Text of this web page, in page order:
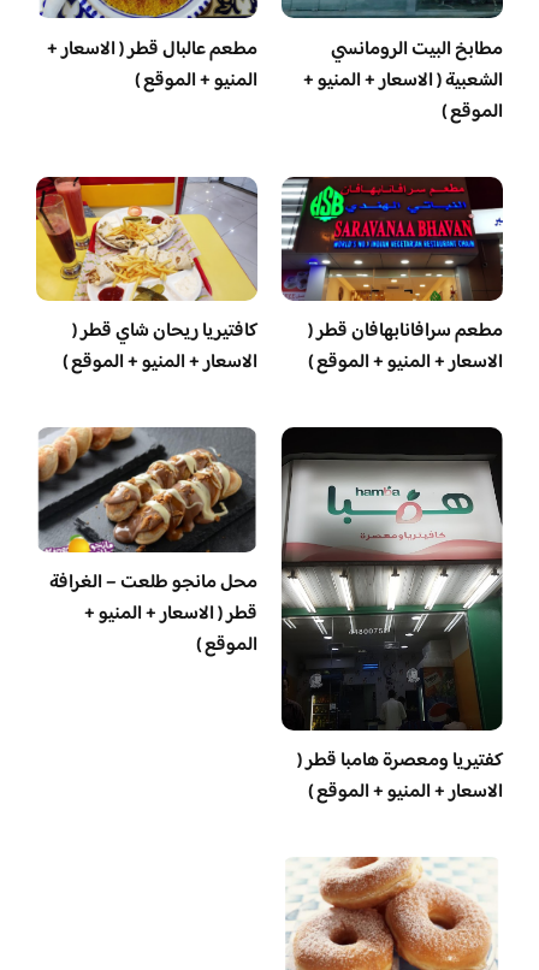
مطابخ البيت الرومانسي
الشعبية ( الاسعار + المنيو +
الموقع )
مطعم عالبال قطر ( الاسعار +
المنيو + الموقع )
مطعم سرافانابهافان قطر (
الاسعار + المنيو + الموقع )
كافتيريا ريحان شاي قطر (
الاسعار + المنيو + الموقع )
‏كفتيريا ومعصرة هامبا قطر (
الاسعار + المنيو + الموقع )
محل مانجو طلعت – الغرافة
قطر ( الاسعار + المنيو +
الموقع )